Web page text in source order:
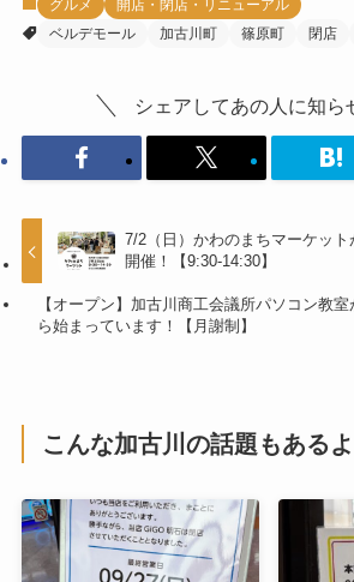
グルメ
開店・閉店・リニューアル
ベルデモール
加古川町 篠原町 閉店
シェアしてあの人に知ら
7/2（日）かわのまちマーケッ
開催！【9:30-14:30】
【オープン】加古川商工会議所パソコン教
ら始まっています！【月謝制】
こんな加古川の話題もあるよ